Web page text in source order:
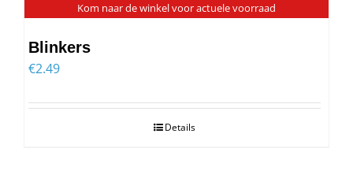
Kom naar de winkel voor actuele voorraad
Blinkers
€2.49
Details